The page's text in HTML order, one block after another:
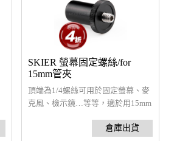
SKIER 螢幕固定螺絲/for
15mm管夾
頂端為1/4螺絲可用於固定螢幕、麥
克風、檢示鏡…等等，適於用15mm